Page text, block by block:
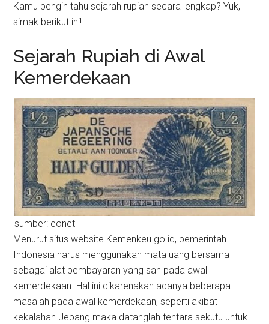
Kamu pengin tahu sejarah rupiah secara lengkap? Yuk,
simak berikut ini!
Sejarah Rupiah di Awal
Kemerdekaan
sumber: eonet
Menurut situs website Kemenkeu.go.id, pemerintah
Indonesia harus menggunakan mata uang bersama
sebagai alat pembayaran yang sah pada awal
kemerdekaan. Hal ini dikarenakan adanya beberapa
masalah pada awal kemerdekaan, seperti akibat
kekalahan Jepang maka datanglah tentara sekutu untuk